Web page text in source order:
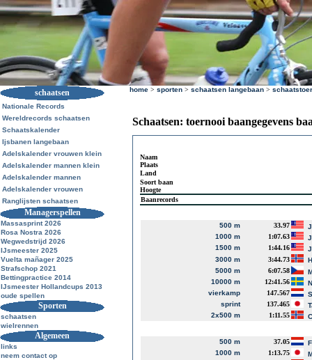
schaatsen
Nationale Records
Wereldrecords schaatsen
Schaatskalender
Ijsbanen langebaan
Adelskalender vrouwen klein
Adelskalender mannen klein
Adelskalender mannen
Adelskalender vrouwen
Ranglijsten schaatsen
Managerspellen
Massasprint 2026
Rosa Nostra 2026
Wegwedstrijd 2026
IJsmeester 2025
Vuelta mañager 2025
Strafschop 2021
Bettingpractice 2014
IJsmeester Hollandcups 2013
oude spellen
Sporten
schaatsen
wielrennen
Algemeen
links
neem contact op
home > sporten > schaatsen langebaan >
Schaatsen: toernooi baangegevens
Naam
Plaats
Land
Soort baan
Hoogte
Baanrecords
500 m 33.97
1000 m
1:07.63
1500 m
1:44.16
3000 m
3:44.73
5000 m
6:07.58
10000 m
12:41.56
vierkamp
147.567
sprint
137.465
2x500 m
1:11.55
500 m 37.05
1000 m
1:13.75